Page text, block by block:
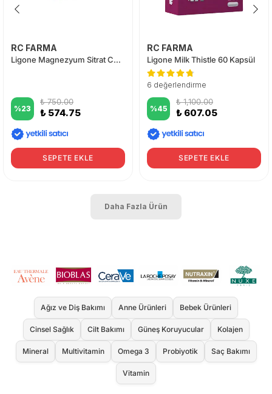
RC FARMA
Ligone Magnezyum Sitrat Complex 60 Tablet
%23
₺ 750.00
₺ 574.75
SEPETE EKLE
RC FARMA
Ligone Milk Thistle 60 Kapsül
6 değerlendirme
%45
₺ 1,100.00
₺ 607.05
SEPETE EKLE
Daha Fazla Ürün
Ağız ve Diş Bakımı Anne Ürünleri Bebek Ürünleri
Cinsel Sağlık Cilt Bakımı Güneş Koruyucular Kolajen
Mineral Multivitamin Omega 3 Probiyotik Saç Bakımı
Vitamin